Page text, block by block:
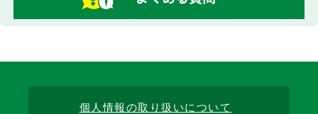
個人情報の取り扱いについて